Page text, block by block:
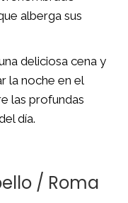
alberga sus
deliciosa cena y
la noche en el
las profundas
día.
/ Roma